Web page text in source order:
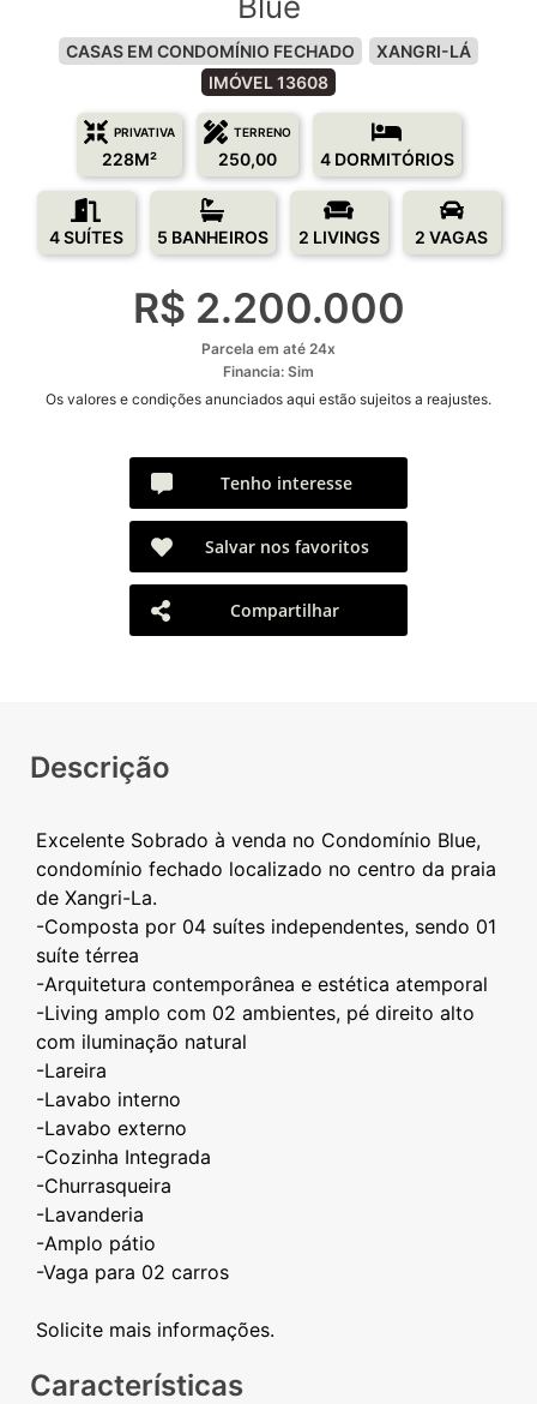
CASAS EM CONDOMÍNIO FECHADO
XANGRI-LÁ
IMÓVEL 13608
PRIVATIVA
228M²
TERRENO
250,00 4 DORMITÓRIOS
4 SUÍTES 5 BANHEIROS 2 LIVINGS 2 VAGAS
R$ 2.200.000
Parcela em até 24x
Financia: Sim
Os valores e condições anunciados aqui estão sujeitos a reajustes.
Tenho interesse
Salvar nos favoritos
Compartilhar
Descrição
Excelente Sobrado à venda no Condomínio Blue,
condomínio fechado localizado no centro da praia
de Xangri-La.
-Composta por 04 suítes independentes, sendo 01
suíte térrea
-Arquitetura contemporânea e estética atemporal
-Living amplo com 02 ambientes, pé direito alto
com iluminação natural
-Lareira
-Lavabo interno
-Lavabo externo
-Cozinha Integrada
-Churrasqueira
-Lavanderia
-Amplo pátio
-Vaga para 02 carros
Características